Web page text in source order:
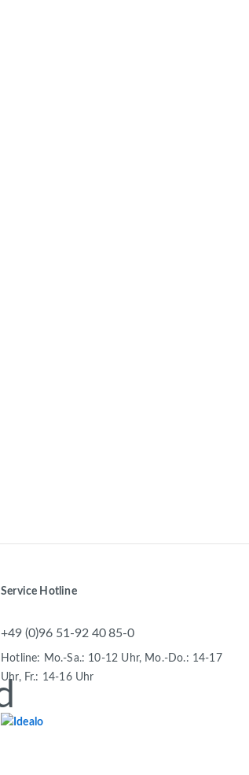
Service Hotline
+49 (0)96 51-92 40 85-0
Hotline: Mo.-Sa.: 10-12 Uhr, Mo.-Do.: 14-17
Uhr, Fr.: 14-16 Uhr